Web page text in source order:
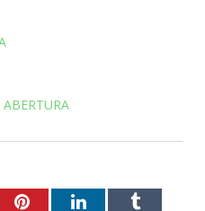
ABERTURA
PinterestLinkedInTumblr